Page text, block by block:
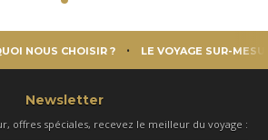
NOUS CHOISIR ? LE VOYAGE SUR-
Newsletter
offres spéciales, recevez le meilleur du voyage :